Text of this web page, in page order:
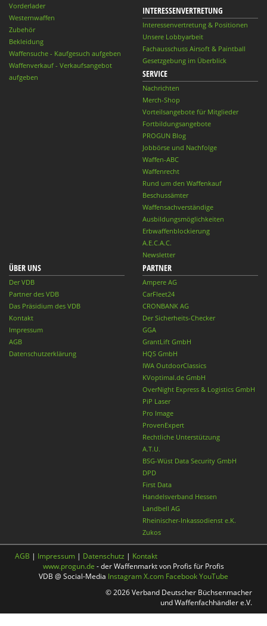
Vorderlader
Westernwaffen
Zubehör
Bekleidung
Waffensuche - Kaufgesuch aufgeben
Waffenverkauf - Verkaufsangebot
aufgeben
INTERESSENVERTRETUNG
Interessenvertretung & Positionen
Unsere Lobbyarbeit
Fachausschuss Airsoft & Paintball
Gesetzgebung im Überblick
SERVICE
Nachrichten
Merch-Shop
Vorteilsangebote für Mitglieder
Fortbildungsangebote
PROGUN Blog
Jobbörse und Nachfolge
Waffen-ABC
Waffenrecht
Rund um den Waffenkauf
Beschussämter
Waffensachverständige
Ausbildungsmöglichkeiten
Erbwaffenblockierung
A.E.C.A.C.
Newsletter
ÜBER UNS
Der VDB
Partner des VDB
Das Präsidium des VDB
Kontakt
Impressum
AGB
Datenschutzerklärung
PARTNER
Ampere AG
CarFleet24
CRONBANK AG
Der Sicherheits-Checker
GGA
GrantLift GmbH
HQS GmbH
IWA OutdoorClassics
KVoptimal.de GmbH
OverNight Express & Logistics GmbH
PiP Laser
Pro Image
ProvenExpert
Rechtliche Unterstützung
A.T.U.
BSG-Wüst Data Security GmbH
DPD
First Data
Handelsverband Hessen
Landbell AG
Rheinischer-Inkassodienst e.K.
Zukos
AGB | Impressum | Datenschutz | Kontakt
www.progun.de - der Waffenmarkt von Profis für Profis
VDB @ Social-Media InstagramX.com FacebookYouTube
© 2026 Verband Deutscher Büchsenmacher
und Waffenfachhändler e.V.